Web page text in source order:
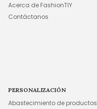
Acerca de FashionTIY
Contáctanos
PERSONALIZACIÓN
Abastecimiento de productos